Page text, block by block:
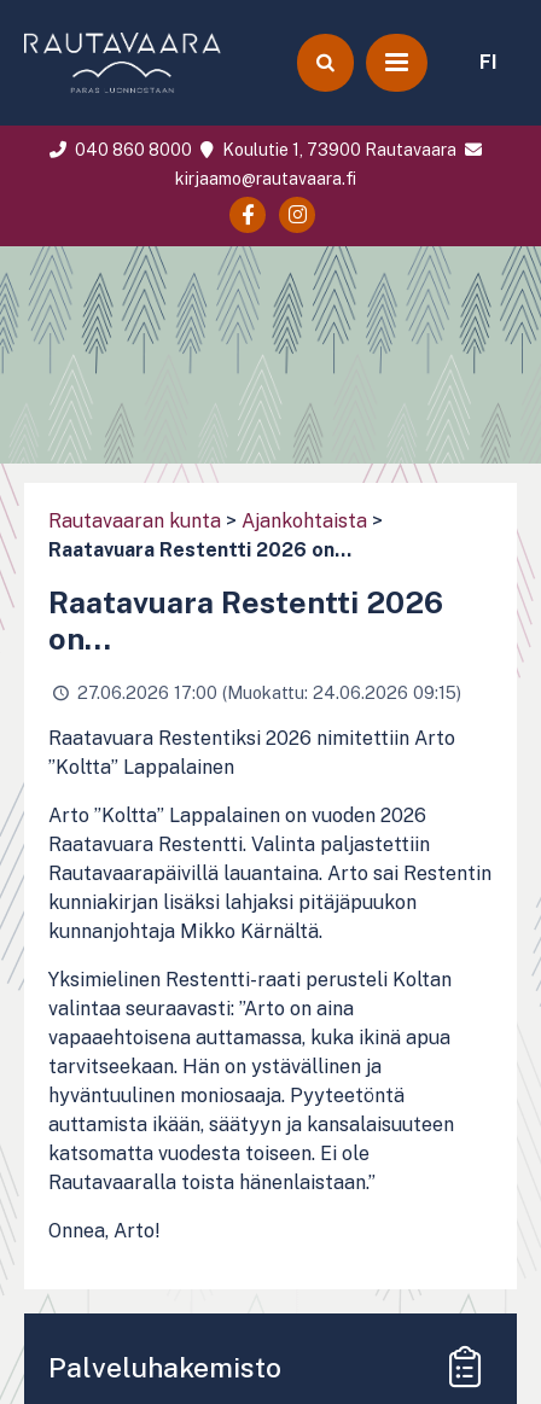
FI
040 860 8000
Koulutie 1, 73900 Rautavaara
kirjaamo@rautavaara.fi
Rautavaaran kunta > Ajankohtaista >
Raatavuara Restentti 2026 on…
Raatavuara Restentti 2026
on…
27.06.2026 17:00 (Muokattu: 24.06.2026 09:15)
Raatavuara Restentiksi 2026 nimitettiin Arto
”Koltta” Lappalainen
Arto ”Koltta” Lappalainen on vuoden 2026
Raatavuara Restentti. Valinta paljastettiin
Rautavaarapäivillä lauantaina. Arto sai Restentin
kunniakirjan lisäksi lahjaksi pitäjäpuukon
kunnanjohtaja Mikko Kärnältä.
Yksimielinen Restentti-raati perusteli Koltan
valintaa seuraavasti: ”Arto on aina
vapaaehtoisena auttamassa, kuka ikinä apua
tarvitseekaan. Hän on ystävällinen ja
hyväntuulinen moniosaaja. Pyyteetöntä
auttamista ikään, säätyyn ja kansalaisuuteen
katsomatta vuodesta toiseen. Ei ole
Rautavaaralla toista hänenlaistaan.”
Onnea, Arto!
Palveluhakemisto